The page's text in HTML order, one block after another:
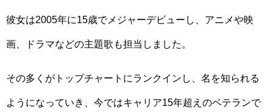
彼女は2005年に15歳でメジャーデビューし、アニメや映
画、ドラマなどの主題歌も担当しました。
その多くがトップチャートにランクインし、名を知られる
ようになっていき、今ではキャリア15年超えのベテランで